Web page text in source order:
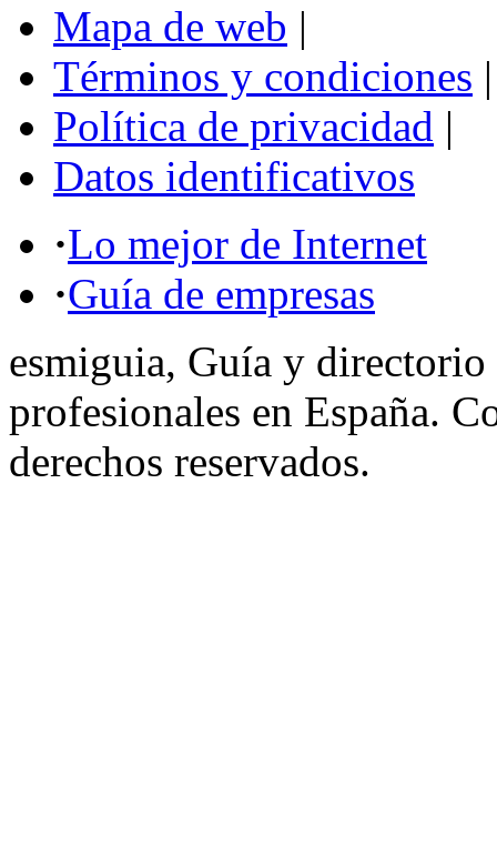
Mapa de web |
Términos y condiciones |
Política de privacidad |
Datos identificativos
·Lo mejor de Internet
·Guía de empresas
esmiguia, Guía y directorio
profesionales en España.
derechos reservados.